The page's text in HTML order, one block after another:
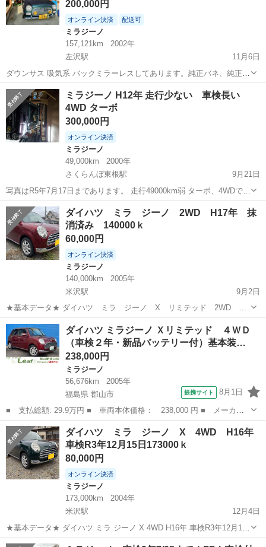
200,000円
オンライン決済 配送可
ミラジーノ
157,121km
2002年
左沢駅
11月6日
ダウンサス 吸気系 バックミラーレスしてあります。純正バネ、純正吸
気、バックミラーあります。交換してお渡し可能です。スタッドレス
(VRX)は１シーズン使用です。夏タイヤはバリ山です。 3枚目の写真は
車検を取ったときに交換した...
山形 西村山郡 ミラジーノ L700
ミラジーノ H12年 走行少ない 車検長い
4WD ターボ
300,000円
オンライン決済
ミラジーノ
49,000km
2000年
さくらんぼ東根駅
9月21日
写真はR5年7月17日まであります。 走行49000km弱 ターボ、4WDで
す。オプションのABSもついてます。 エンジンオイルは当方購入後は
定期的に交換していました。 ATFも4万2千キロ時に時交換済。 色ボケ
ありますが程...
山形 東根市 さくらんぼ東根駅 ドラレコ
ダイハツ ミラ ジーノ 2WD H17年 抹
消済み 140000ｋ
60,000円
オンライン決済
ミラジーノ
140,000km
2005年
米沢駅
9月2日
★基本データ★ ダイハツ ミラ ジーノ X リミテッド 2WD
H17年 抹消済み 140000ｋ ワイン 錆なし 探していた方にどう
ぞ 希少車 現在夏タイヤ装着 冬タイヤはありません。Ｌ６５０
Ｓ 車検付き販売不可 ...
山形 米沢市 米沢駅 預かり金
ダイハツ ミラジーノ Ｘリミテッド ４ＷＤ
（車検２年・新品バッテリー付）基本装…
238,000円
ミラジーノ
56,676km
2005年
福島県 郡山市
提携サイト 8月1日
■ 支払総額: 29.9万円 ■ 車両本体価格： 238,000 円 ■ メーカー
名： ダイハツ ■ 車種名： ミラジーノ ■ グレード名： Ｘリミ
テッド ４ＷＤ（車検２年・新品バッテリー付）基本装備フル装備
純正ＣＤオー...
福島 郡山市 ミラジーノ
ダイハツ ミラ ジーノ X 4WD H16年
車検R3年12月15日173000ｋ
80,000円
オンライン決済
ミラジーノ
173,000km
2004年
米沢駅
12月4日
★基本データ★ ダイハツ ミラ ジーノ X 4WD H16年 車検R3年12月15
日 173000ｋ 緑 人気のミラジーノ探していた方にどうぞ 夏冬タイヤ付
山形 米沢市 ミラジーノ